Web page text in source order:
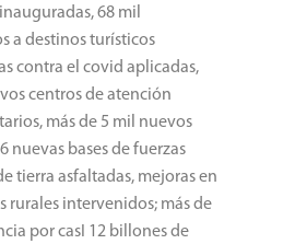
68 mil
a destinos turísticos
contra el covid aplicadas,
centros de atención
más de 5 mil nuevos
nuevas bases de fuerzas
tierra asfaltadas, mejoras en
rurales intervenidos; más de
por casI 12 billones de